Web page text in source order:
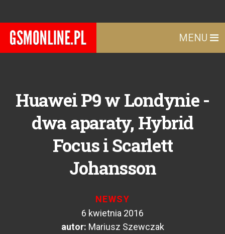
MENU
Huawei P9 w Londynie -
dwa aparaty, Hybrid
Focus i Scarlett
Johansson
NEWSY
6 kwietnia 2016
autor: Mariusz Szewczak